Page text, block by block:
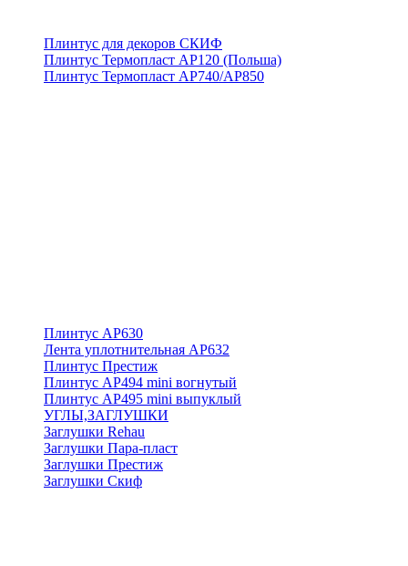
Плинтус для декоров СКИФ
Плинтус Термопласт АР120 (Польша)
Плинтус Термопласт АР740/АР850
Плинтус АР630
Лента уплотнительная АР632
Плинтус Престиж
Плинтус АР494 mini вогнутый
Плинтус АР495 mini выпуклый
УГЛЫ,ЗАГЛУШКИ
Заглушки Rehau
Заглушки Пара-пласт
Заглушки Престиж
Заглушки Скиф